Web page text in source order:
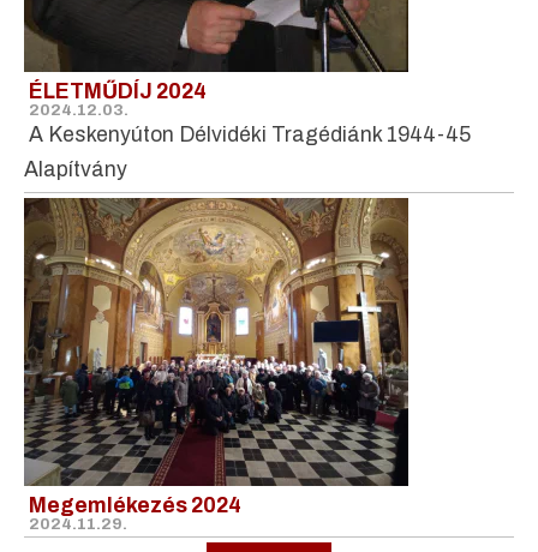
ÉLETMŰDÍJ 2024
2024.12.03.
A Keskenyúton Délvidéki Tragédiánk 1944-45
Alapítvány
Megemlékezés 2024
2024.11.29.